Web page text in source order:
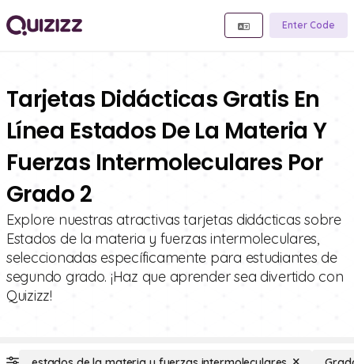
Enter Code
Tarjetas Didácticas Gratis En
Línea Estados De La Materia Y
Fuerzas Intermoleculares Por
Grado 2
Explore nuestras atractivas tarjetas didácticas sobre
Estados de la materia y fuerzas intermoleculares,
seleccionadas específicamente para estudiantes de
segundo grado. ¡Haz que aprender sea divertido con
Quizizz!